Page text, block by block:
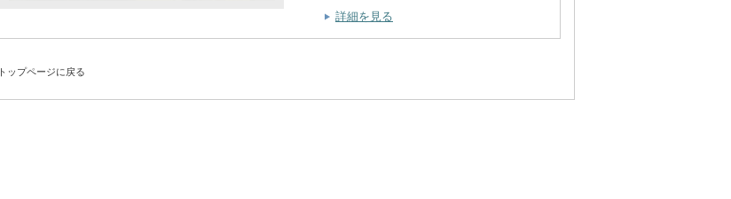
詳細を見る
トップページに戻る